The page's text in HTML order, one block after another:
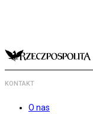
KONTAKT
O nas